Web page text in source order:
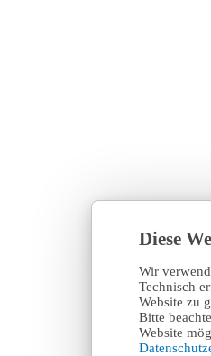
Diese
Wir
Technisch
Website zu
Bitte
Website